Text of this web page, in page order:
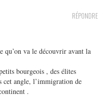
RÉPONDRE
qu’on va le découvrir avant la
bourgeois , des élites
cet angle, l’immigration de
.